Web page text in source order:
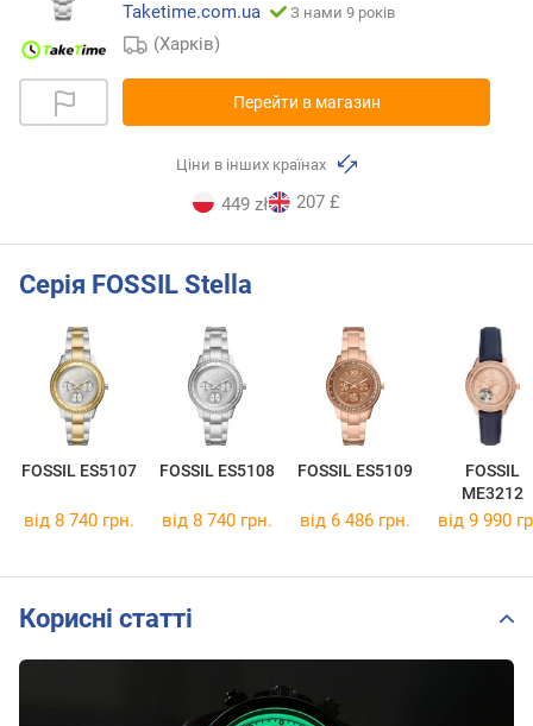
Taketime.com.ua
З нами 9 років
(Харків)
Перейти в магазин
Ціни в інших країнах
449 zł 207 £
Серія FOSSIL Stella
FOSSIL ES5107 FOSSIL ES5108 FOSSIL ES5109
FOSSIL
ME3212
від 8 740 грн. від 8 740 грн. від 6 486 грн. від 9 990
Корисні статті